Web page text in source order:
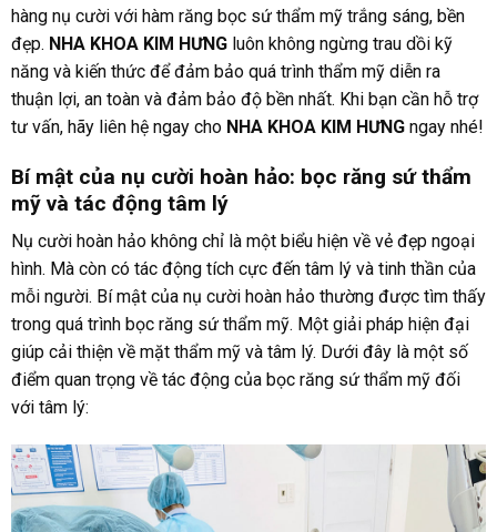
hàng nụ cười với hàm răng bọc sứ thẩm mỹ trắng sáng, bền
đẹp. NHA KHOA KIM HƯNGluôn không ngừng trau dồi kỹ
năng và kiến thức để đảm bảo quá trình thẩm mỹ diễn ra
thuận lợi, an toàn và đảm bảo độ bền nhất. Khi bạn cần hỗ trợ
tư vấn, hãy liên hệ ngay cho NHA KHOA KIM HƯNGngay nhé!
Bí mật của nụ cười hoàn hảo: bọc răng sứ thẩm
mỹ và tác động tâm lý
Nụ cười hoàn hảo không chỉ là một biểu hiện về vẻ đẹp ngoại
hình. Mà còn có tác động tích cực đến tâm lý và tinh thần của
mỗi người. Bí mật của nụ cười hoàn hảo thường được tìm thấy
trong quá trình bọc răng sứ thẩm mỹ. Một giải pháp hiện đại
giúp cải thiện về mặt thẩm mỹ và tâm lý. Dưới đây là một số
điểm quan trọng về tác động của bọc răng sứ thẩm mỹ đối
với tâm lý: